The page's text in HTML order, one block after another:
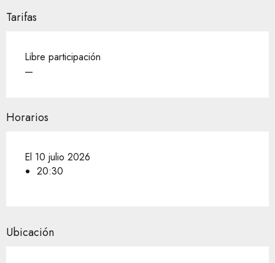
Tarifas
Libre participación
—
Horarios
El 10 julio 2026
20:30
Ubicación